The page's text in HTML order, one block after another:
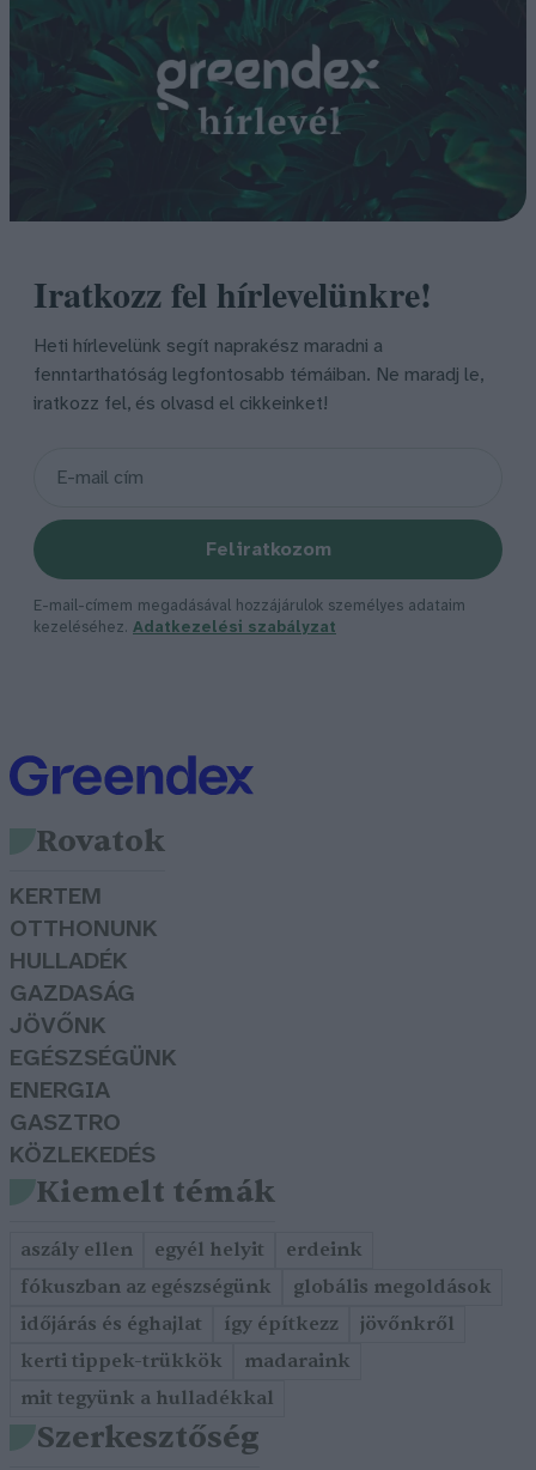
Iratkozz fel hírlevelünkre!
Heti hírlevelünk segít naprakész maradni a
fenntarthatóság legfontosabb témáiban. Ne maradj le,
iratkozz fel, és olvasd el cikkeinket!
Feliratkozom
E-mail-címem megadásával hozzájárulok személyes adataim
kezeléséhez. Adatkezelési szabályzat
Rovatok
KERTEM
OTTHONUNK
HULLADÉK
GAZDASÁG
JÖVŐNK
EGÉSZSÉGÜNK
ENERGIA
GASZTRO
KÖZLEKEDÉS
Kiemelt témák
aszály ellen egyél helyit
erdeink
fókuszban az egészségünk
globális megoldások
időjárás és éghajlat
így építkezz
jövőnkről
kerti tippek-trükkök
madaraink
mit tegyünk a hulladékkal
Szerkesztőség